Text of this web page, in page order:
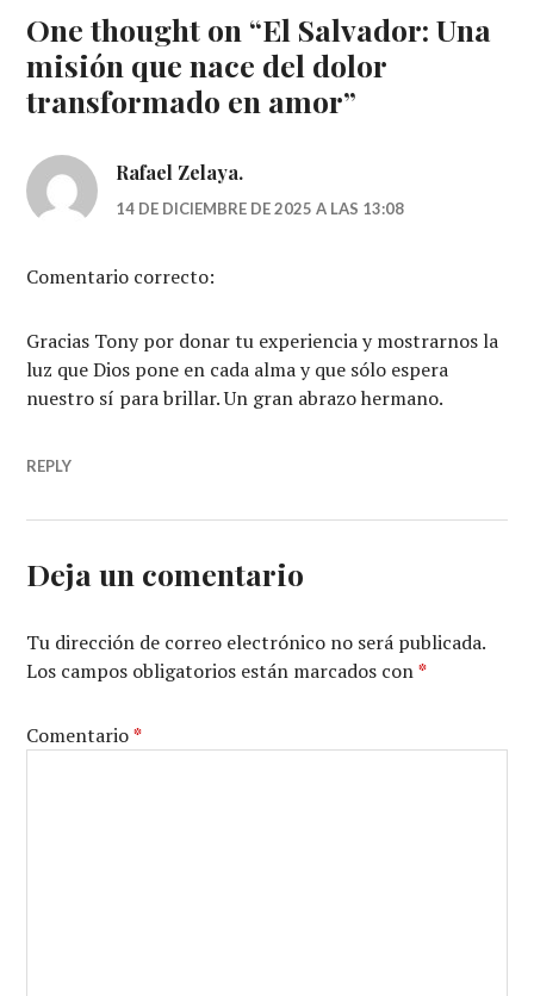
One thought on “El Salvador: Una
misión que nace del dolor
transformado en amor”
Rafael Zelaya.
14 DE DICIEMBRE DE 2025 A LAS 13:08
Comentario correcto:
Gracias Tony por donar tu experiencia y mostrarnos la
luz que Dios pone en cada alma y que sólo espera
nuestro sí para brillar. Un gran abrazo hermano.
REPLY
Deja un comentario
Tu dirección de correo electrónico no será publicada.
Los campos obligatorios están marcados con*
Comentario*